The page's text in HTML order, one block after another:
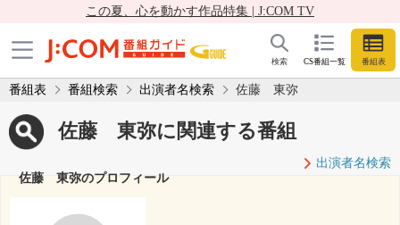
この夏、心を動かす作品特集 | J:COM TV
CS番組一覧 番組表
検索
番組表 番組検索 出演者名検索 佐藤 東弥
佐藤 東弥に関連する番組
出演者名検索
佐藤 東弥のプロフィール